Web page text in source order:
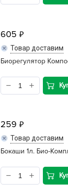
605
Товар доставим
Биорегулятор
259
Товар доставим
Бокаши 1л. Био-